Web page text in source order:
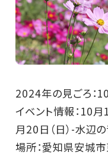
2024年の見ごろ：
イベント情報：10月
月20日（日）-水辺
場所：愛知県安城